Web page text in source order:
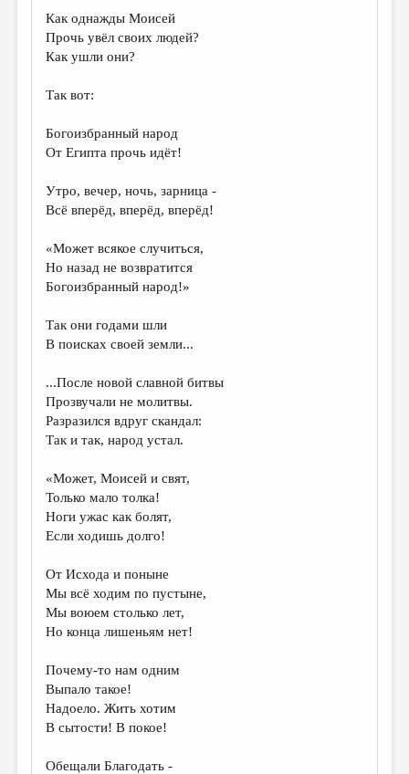
ДЕТСКАЯ КОМНАТА
КНИЖНАЯ ПОЛКА
ОБЗОР ЛИТЕРАТУРЫ
СТРАНИЦЫ ПАМЯТИ
ОБЪЯВЛЕНИЯ
КОЛОНКА РЕДАКТОРА
ОТ РЕДАКЦИИ
МАЛАЯ ПРОЗА
ЭССЕИСТИКА
КУЛЬТУРОВЕДЕНИЕ
ПУБЛИЦИСТИКА
ЦИКЛЫ ПУБЛИКАЦИЙ
ТРЕДИАКОВСКИЙ
ВКОНТАКТЕ
Как однажды Моисей
Прочь увёл своих людей?
Как ушли они?
Так вот:
Богоизбранный народ
От Египта прочь идёт!
Утро, вечер, ночь, зарница -
Всё вперёд, вперёд, вперёд!
«Может всякое случиться,
Но назад не возвратится
Богоизбранный народ!»
Так они годами шли
В поисках своей земли...
...После новой славной битвы
Прозвучали не молитвы.
Разразился вдруг скандал:
Так и так, народ устал.
«Может, Моисей и свят,
Только мало толка!
Ноги ужас как болят,
Если ходишь долго!
От Исхода и поныне
Мы всё ходим по пустыне,
Мы воюем столько лет,
Но конца лишеньям нет!
Почему-то нам одним
Выпало такое!
Надоело. Жить хотим
В сытости! В покое!
Обещали Благодать -